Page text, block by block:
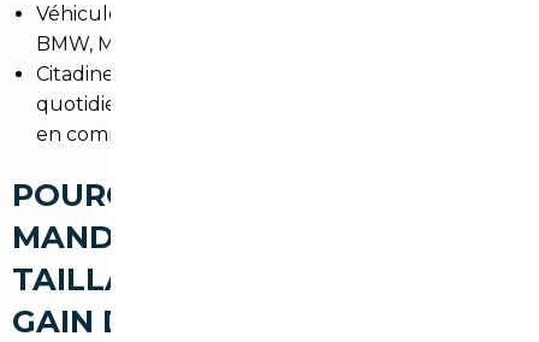
Véhicules premium faiblement kilométrés (Audi,
BMW, Mercedes) pour les trajets professionnels.
Citadines pratiques pour les déplacements
quotidiens et le stationnement près des transports
en commun.
POURQUOI FAIRE APPEL À UN
MANDATAIRE AUTO À LE
TAILLAN-MÉDOC (ÉCONOMIES,
GAIN DE TEMPS,